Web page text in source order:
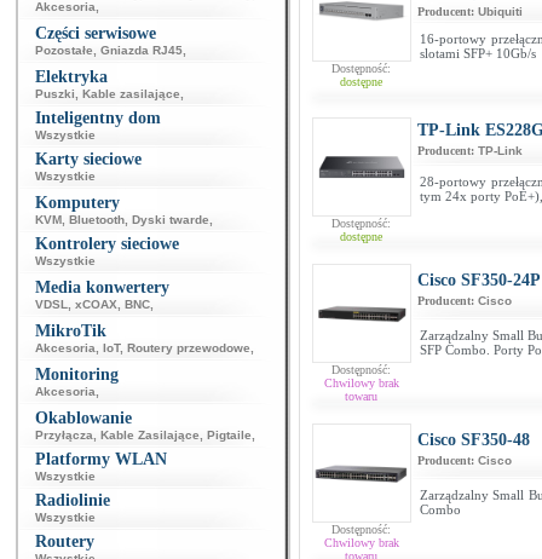
Akcesoria
Części serwisowe
Pozostałe Gniazda RJ45
Elektryka
Puszki Kable zasilające
Inteligentny dom
Wszystkie
Karty sieciowe
Wszystkie
Komputery
KVM Bluetooth Dyski twarde
Kontrolery sieciowe
Wszystkie
Media konwertery
VDSL xCOAX BNC
MikroTik
Akcesoria IoT, Routery przewodowe
Monitoring
Akcesoria
Okablowanie
Przyłącza Kable Zasilające Pigtaile
Platformy WLAN
Wszystkie
Radiolinie
Wszystkie
Routery
Dostępność:
dostępne
Producent: Ubiquiti
16-portowy
slotami SFP+ 10Gb/s
Dostępność:
dostępne
TP-Link
Producent: TP-Link
28-portowy
tym 24x porty
Dostępność:
Chwilowy brak
towaru
Cisco SF350-24P
Producent: Cisco
Zarządzalny Small
SFP Combo. Porty
Dostępność:
Chwilowy brak
towaru
Cisco SF350-48
Producent: Cisco
Zarządzalny Small
Combo